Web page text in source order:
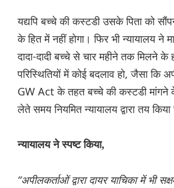
यद्यपि बच्चे की कस्टडी उसके पिता को
के हित में नहीं होगा। फिर भी न्यायालय ने
दादा-दादी बच्चे से चार महीने तक मिलने के
परिस्थितियों में कोई बदलाव हो, जैसा कि
GW Act के तहत बच्चे की कस्टडी मांगने
लेते समय नियमित न्यायालय द्वारा तय किया
न्यायालय ने स्पष्ट किया,
“अपीलकर्ताओं द्वारा दायर याचिका में भी